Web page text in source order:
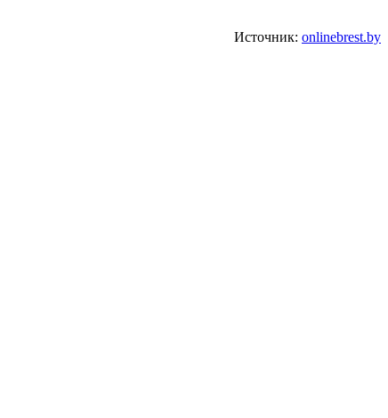
Источник: onlinebrest.by